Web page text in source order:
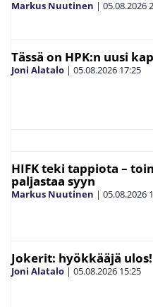
Markus Nuutinen | 05.08.2026
Tässä on HPK:n uusi
Joni Alatalo | 05.08.2026 17:25
HIFK teki tappiota –
paljastaa syyn
Markus Nuutinen | 05.08.2026
Jokerit: hyökkääjä ulos!
Joni Alatalo | 05.08.2026 15:25